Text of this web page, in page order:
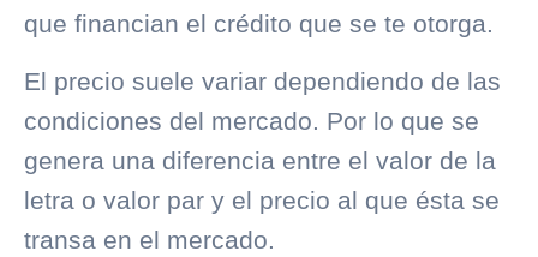
que financian el crédito que se te otorga.
El precio suele variar dependiendo de las
condiciones del mercado. Por lo que se
genera una diferencia entre el valor de la
letra o valor par y el precio al que ésta se
transa en el mercado.